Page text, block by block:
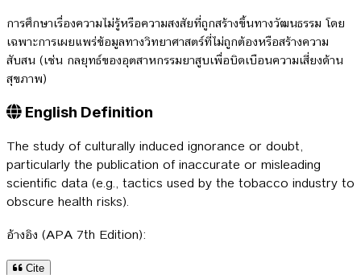
การศึกษาเรื่องความไม่รู้หรือความสงสัยที่ถูกสร้างขึ้นทางวัฒนธรรม โดย
เฉพาะการเผยแพร่ข้อมูลทางวิทยาศาสตร์ที่ไม่ถูกต้องหรือสร้างความ
สับสน (เช่น กลยุทธ์ของอุตสาหกรรมยาสูบเพื่อบิดเบือนความเสี่ยงด้าน
สุขภาพ)
English Definition
The study of culturally induced ignorance or doubt,
particularly the publication of inaccurate or misleading
scientific data (e.g., tactics used by the tobacco industry to
obscure health risks).
อ้างอิง (APA 7th Edition):
Cite